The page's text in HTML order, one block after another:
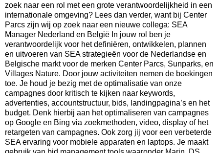
zoek naar een rol met een grote verantwoordelijkheid in een
internationale omgeving? Lees dan verder, want bij Center
Parcs zijn wij op zoek naar een nieuwe collega: SEA
Manager Nederland en België In jouw rol ben je
verantwoordelijk voor het definiëren, ontwikkelen, plannen
en uitvoeren van SEA strategieën voor de Nederlandse en
Belgische markt voor de merken Center Parcs, Sunparks, en
Villages Nature. Door jouw activiteiten nemen de boekingen
toe. Je houd je bezig met de optimalisatie van onze
campagnes door kritisch te kijken naar keywords,
advertenties, accountstructuur, bids, landingpagina’s en het
budget. Denk hierbij aan het optimaliseren van campagnes
op Google en Bing via zoekmethoden, video, display of het
retargeten van campagnes. Ook zorg jij voor een verbeterde
SEA ervaring voor mobiele apparaten en laptops. Je maakt